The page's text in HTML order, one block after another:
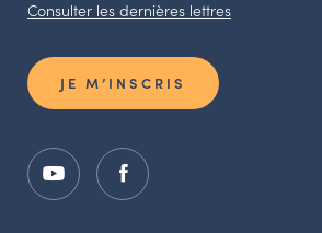
Consulter les dernières lettres
JE M’INSCRIS